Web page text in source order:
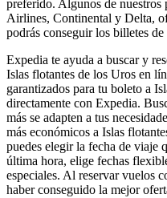
preferido. Algunos de nuestros
Airlines, Continental y Delta,
podrás conseguir los billetes
Expedia te ayuda a buscar y
Islas flotantes de los Uros en
garantizados para tu boleto a
directamente con Expedia.
más se adapten a tus
más económicos a Islas
puedes elegir la fecha de viaje
última hora, elige fechas
especiales. Al reservar vuelos
haber conseguido la mejor